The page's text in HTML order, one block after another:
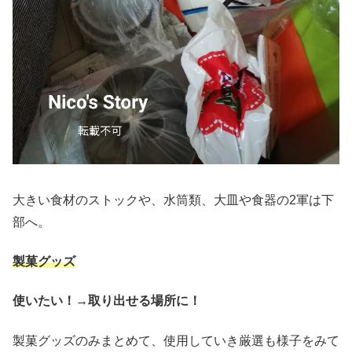
大きい食材のストックや、水筒類、大皿や食器の2軍は下
部へ。
製菓グッズ
使いたい！→取り出せる場所に！
製菓グッズのみまとめて、使用していき厳選も様子をみて